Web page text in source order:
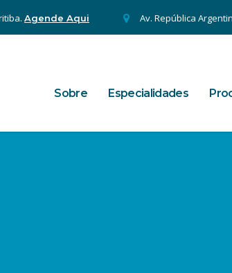
Agende Aqui Av. República
Sobre Especialidades